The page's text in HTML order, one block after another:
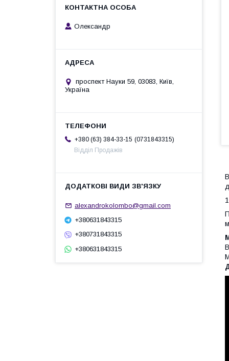
Олександр
проспект Науки 59, 03083, Київ,
Україна
+380 (63) 384-33-15
0731843315
Відділ Продажів
alexandrokolombo@gmail.com
+380631843315
+380731843315
+380631843315